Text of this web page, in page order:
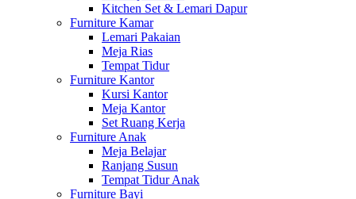
Kitchen Set & Lemari Dapur
Furniture Kamar
Lemari Pakaian
Meja Rias
Tempat Tidur
Furniture Kantor
Kursi Kantor
Meja Kantor
Set Ruang Kerja
Furniture Anak
Meja Belajar
Ranjang Susun
Tempat Tidur Anak
Furniture Bayi